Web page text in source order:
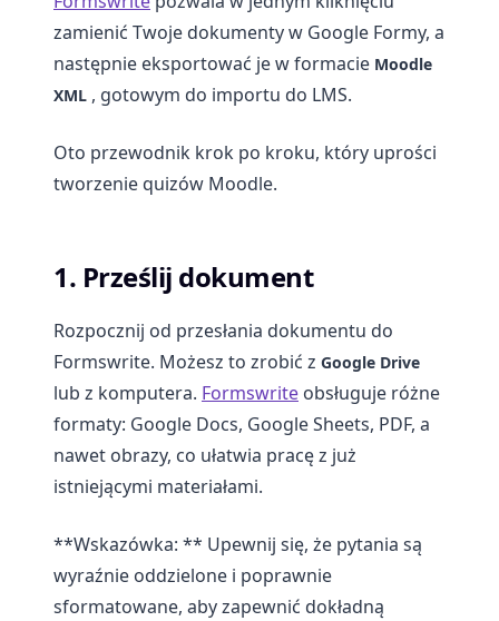
zamienić Twoje dokumenty w Google Formy, a
następnie eksportować je w formacie Moodle
XML , gotowym do importu do LMS.
Oto przewodnik krok po kroku, który uprości
tworzenie quizów Moodle.
1. Prześlij dokument
Rozpocznij od przesłania dokumentu do
Formswrite. Możesz to zrobić z Google Drive
lub z komputera. Formswrite obsługuje różne
formaty: Google Docs, Google Sheets, PDF, a
nawet obrazy, co ułatwia pracę z już
istniejącymi materiałami.
**Wskazówka: ** Upewnij się, że pytania są
wyraźnie oddzielone i poprawnie
sformatowane, aby zapewnić dokładną